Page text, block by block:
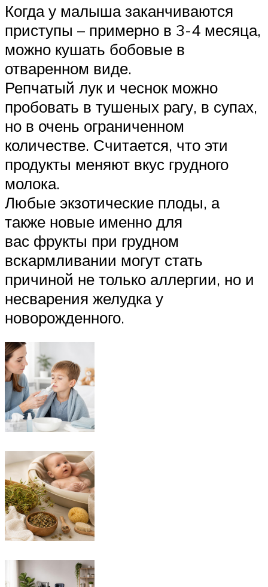
Когда у малыша заканчиваются
приступы – примерно в 3-4 месяца,
можно кушать бобовые в
отваренном виде.
Репчатый лук и чеснок можно
пробовать в тушеных рагу, в супах,
но в очень ограниченном
количестве. Считается, что эти
продукты меняют вкус грудного
молока.
Любые экзотические плоды, а
также новые именно для
вас фрукты при грудном
вскармливании могут стать
причиной не только аллергии, но и
несварения желудка у
новорожденного.